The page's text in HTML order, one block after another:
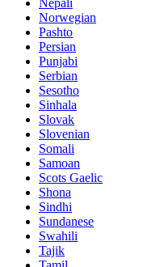
Norwegian
Pashto
Persian
Punjabi
Serbian
Sesotho
Sinhala
Slovak
Slovenian
Somali
Samoan
Scots Gaelic
Shona
Sindhi
Sundanese
Swahili
Tajik